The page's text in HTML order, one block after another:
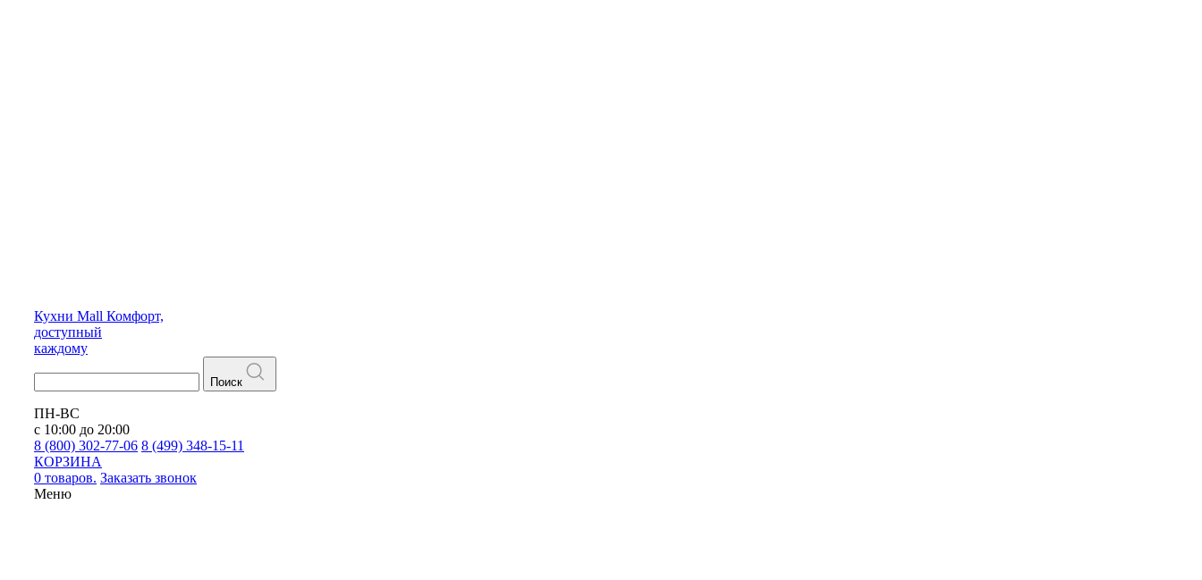
Кухни Mall Комфорт,
доступный
каждому
Поиск
ПН-ВС
с 10:00 до 20:00
8 (800) 302-77-06 8 (499) 348-15-11
КОРЗИНА
0 товаров. Заказать звонок
Меню